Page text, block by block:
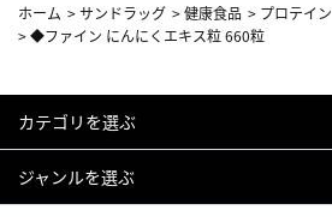
ホーム >サンドラッグ >健康食品 > プロテイン
>◆ファイン にんにくエキス粒 660粒
カテゴリを選ぶ
ジャンルを選ぶ